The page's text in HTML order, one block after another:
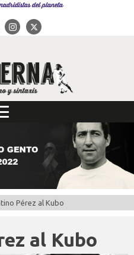
del planeta
Pérez al Kubo
al Kubo